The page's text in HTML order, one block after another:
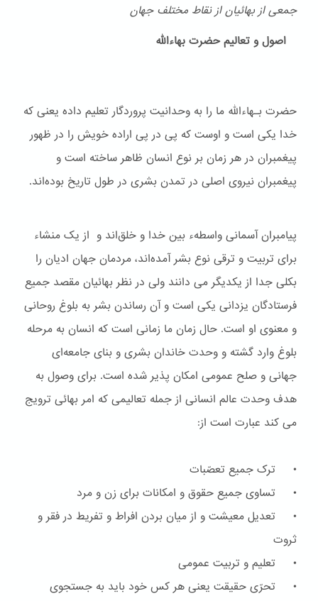
جمعی از بهائیان از نقاط مختلف جهان
اصول و تعالیم حضرت بهاءالله
حضرت بـهاءالله ما را به وحدانیت پروردگار تعلیم داده یعنی که
خدا یکی است و اوست که پی در پی اراده خویش را در ظهور
پیغمبران در هر زمان بر نوع انسان ظاهر ساخته است و
پیغمبران نیروی اصلی در تمدن بشری در طول تاریخ بوده‌اند.
پیامبران آسمانی واسطهء بین خدا و خلق‌اند و از یک منشاء
برای تربیت و ترقی نوع بشر آمده‌اند، مردمان جهان ادیان را
بکلی جدا از یکدیگر می دانند ولی در نظر بهائیان مقصد جمیع
فرستادگان یزدانی یکی است و آن رساندن بشر به بلوغ روحانی
و معنوی او است. حال زمان ما زمانی است که انسان به مرحله
بلوغ وارد گشته و وحدت خاندان بشری و بنای جامعه‌ای
جهانی و صلح عمومی امکان پذیر شده است. برای وصول به
هدف وحدت عالم انسانی از جمله تعالیمی که امر بهائی ترویج
می کند عبارت است از:
• ترک جمیع تعصّبات
• تساوی جمیع حقوق و امکانات برای زن و مرد
• تعدیل معیشت و از میان بردن افراط و تفریط در فقر و
ثروت
• تعلیم و تربیت عمومی
• تحرّی حقیقت یعنی هر کس خود باید به جستجوی